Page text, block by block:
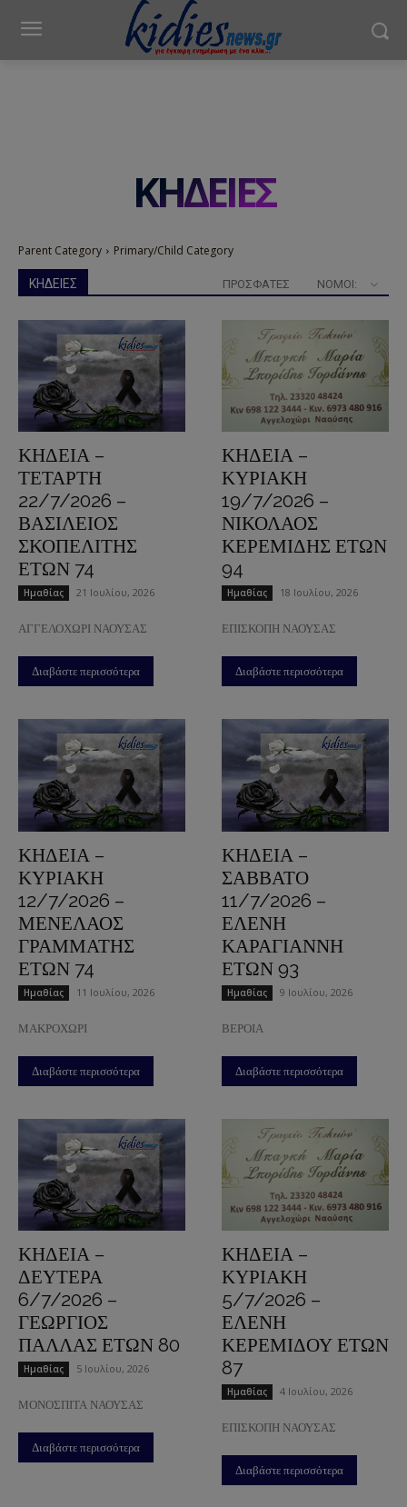
ΚΗΔΕΙΕΣ
Parent Category Primary/Child Category
ΚΗΔΕΙΕΣ ΠΡΟΣΦΑΤΕΣ ΝΟΜΟΊ:
ΚΗΔΕΙΑ –
ΤΕΤΑΡΤΗ
22/7/2026 –
ΒΑΣΙΛΕΙΟΣ
ΣΚΟΠΕΛΙΤΗΣ
ΕΤΩΝ 74
Ημαθίας 21 Ιουλίου, 2026
ΑΓΓΕΛΟΧΩΡΙ ΝΑΟΥΣΑΣ
Διαβάστε περισσότερα
ΚΗΔΕΙΑ –
ΚΥΡΙΑΚΗ
19/7/2026 –
ΝΙΚΟΛΑΟΣ
ΚΕΡΕΜΙΔΗΣ ΕΤΩΝ
94
Ημαθίας 18 Ιουλίου, 2026
ΕΠΙΣΚΟΠΗ ΝΑΟΥΣΑΣ
Διαβάστε περισσότερα
ΚΗΔΕΙΑ –
ΚΥΡΙΑΚΗ
12/7/2026 –
ΜΕΝΕΛΑΟΣ
ΓΡΑΜΜΑΤΗΣ
ΕΤΩΝ 74
Ημαθίας 11 Ιουλίου, 2026
ΜΑΚΡΟΧΩΡΙ
Διαβάστε περισσότερα
ΚΗΔΕΙΑ –
ΣΑΒΒΑΤΟ
11/7/2026 –
ΕΛΕΝΗ
ΚΑΡΑΓΙΑΝΝΗ
ΕΤΩΝ 93
Ημαθίας 9 Ιουλίου, 2026
ΒΕΡΟΙΑ
Διαβάστε περισσότερα
ΚΗΔΕΙΑ –
ΔΕΥΤΕΡΑ
6/7/2026 –
ΓΕΩΡΓΙΟΣ
ΠΑΛΛΑΣ ΕΤΩΝ 80
Ημαθίας 5 Ιουλίου, 2026
ΜΟΝΟΣΠΙΤΑ ΝΑΟΥΣΑΣ
Διαβάστε περισσότερα
ΚΗΔΕΙΑ –
ΚΥΡΙΑΚΗ
5/7/2026 –
ΕΛΕΝΗ
ΚΕΡΕΜΙΔΟΥ ΕΤΩΝ
87
Ημαθίας 4 Ιουλίου, 2026
ΕΠΙΣΚΟΠΗ ΝΑΟΥΣΑΣ
Διαβάστε περισσότερα